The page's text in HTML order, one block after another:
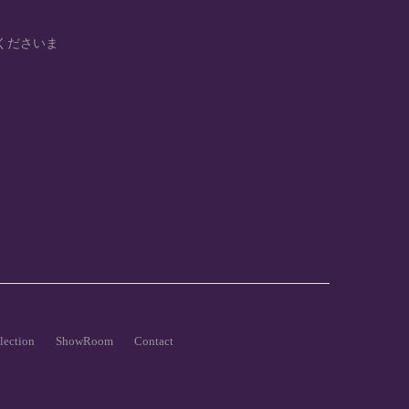
ださいま
ShowRoom Contact